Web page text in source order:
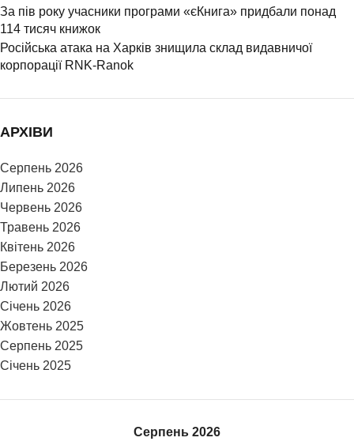
За пів року учасники програми «єКнига» придбали понад
114 тисяч книжок
Російська атака на Харків знищила склад видавничої
корпорації RNK-Ranok
АРХІВИ
Серпень 2026
Липень 2026
Червень 2026
Травень 2026
Квітень 2026
Березень 2026
Лютий 2026
Січень 2026
Жовтень 2025
Серпень 2025
Січень 2025
Серпень 2026